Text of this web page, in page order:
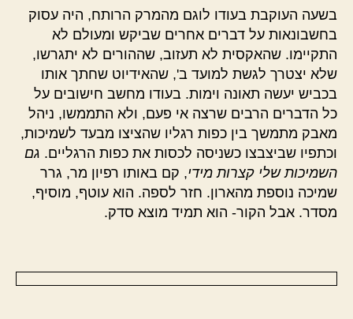
בשעה העוקבת בעודו לוגם מהמרק הרותח, היה עסוק
בחשבונאות על דברים אחרים שביקש ומעולם לא
התקיימו. שהאקסית לא תעזוב, שההורים לא יתגרשו,
שלא יצטרך לגשת למועד ב', שהאידיוט שחתך אותו
בכביש יעשה תאונה וימות. בעודו מחשב חישובים על
כל הדברים הרבים שרצה אי פעם, ולא התממשו, ניהל
מאבק מתמשך בין כפות רגליו שהציצו מבעד לשמיכות,
וכתפיו שביצבצו כשניסה לכסות את כפות הרגליים. גם
השמיכות שלי קצרות מידי, קם באותו רפיון מר, גרר
שמיכה נוספת מהארון. חזר לספה. הוא עוטף, מוסיף,
מסדר. אבל הקור- הוא תמיד מוצא סדק.